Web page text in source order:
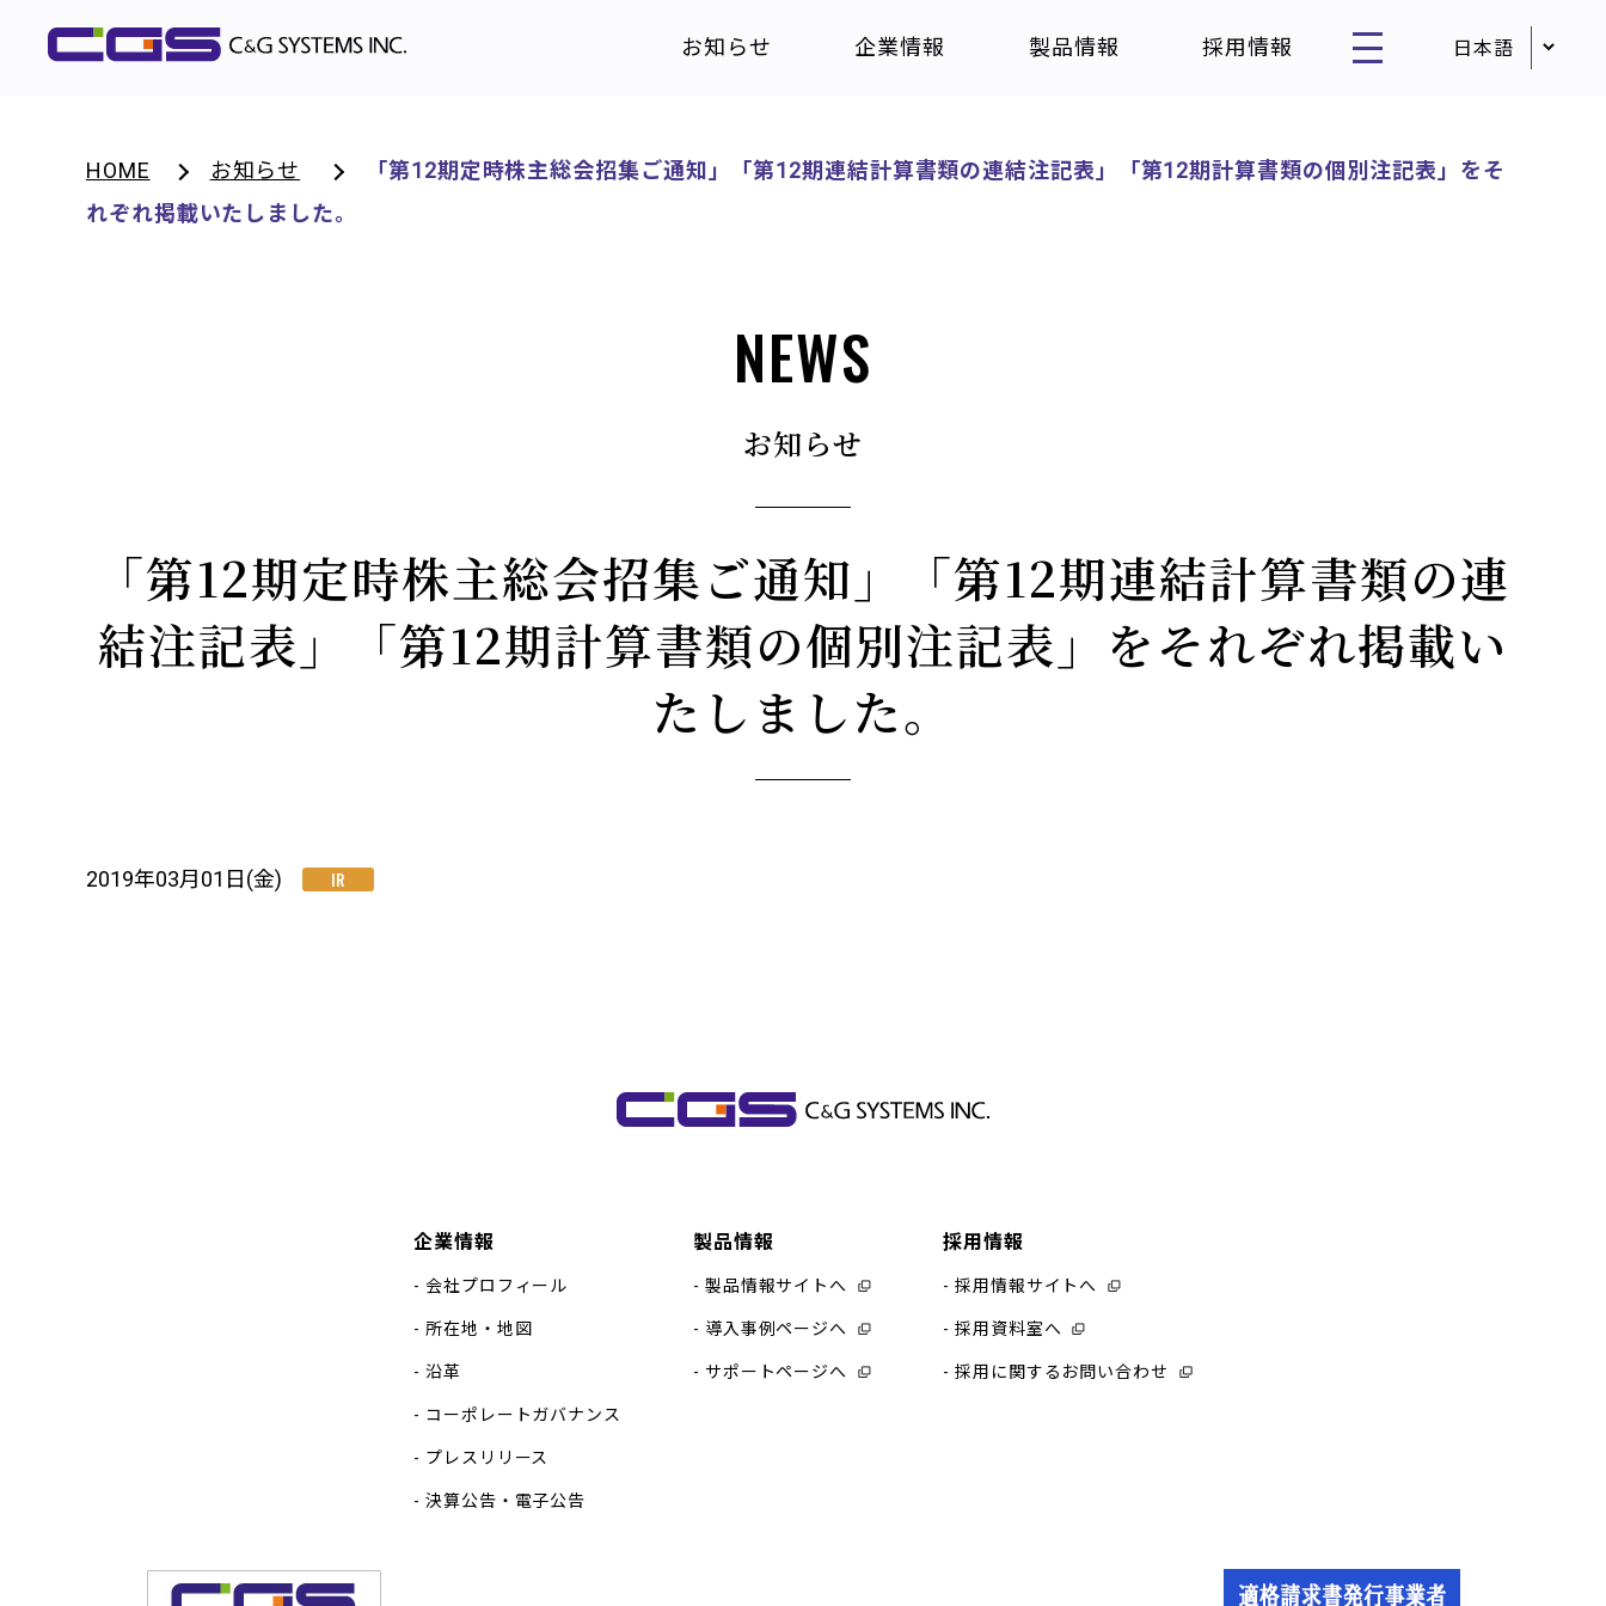
お知らせ 企業情報 製品情報 採用情報
HOME お知らせ
「第12期定時株主総会招集ご通知」「第12期連結計算書類の連結注記表」「第12期計算書類の個別注記表」をそ
れぞれ掲載いたしました。
NEWS
お知らせ
「第12期定時株主総会招集ご通知」「第12期連結計算書類の連
結注記表」「第12期計算書類の個別注記表」をそれぞれ掲載い
たしました。
2019年03月01日(金) IR
企業情報
会社プロフィール
所在地・地図
沿革
コーポレートガバナンス
プレスリリース
決算公告・電子公告
製品情報
製品情報サイトへ
導入事例ページへ
サポートページへ
採用情報
採用情報サイトへ
採用資料室へ
採用に関するお問い合わせ